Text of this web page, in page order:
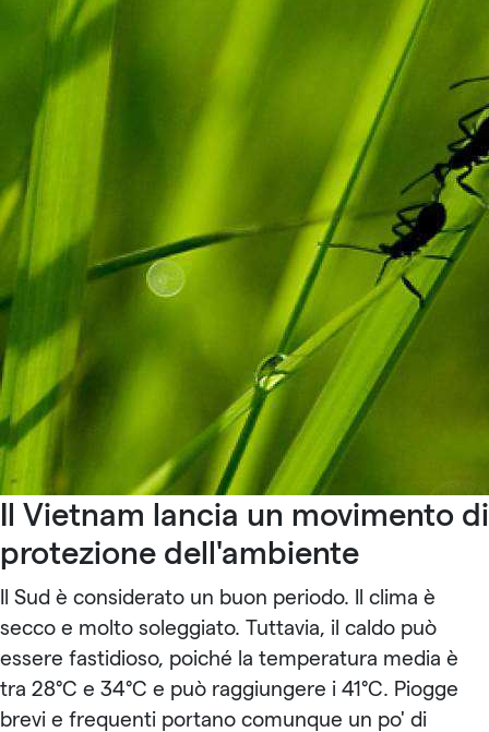
Il Vietnam lancia un movimento di
protezione dell'ambiente
Il Sud è considerato un buon periodo. Il clima è
secco e molto soleggiato. Tuttavia, il caldo può
essere fastidioso, poiché la temperatura media è
tra 28°C e 34°C e può raggiungere i 41°C. Piogge
brevi e frequenti portano comunque un po' di